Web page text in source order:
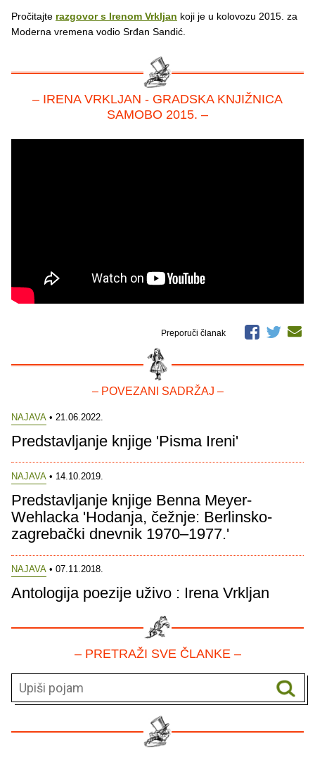
Pročitajte razgovor s Irenom Vrkljan koji je u kolovozu 2015. za
Moderna vremena vodio Srđan Sandić.
– IRENA VRKLJAN - GRADSKA KNJIŽNICA
SAMOBO 2015. –
Preporuči članak
– POVEZANI SADRŽAJ –
NAJAVA • 21.06.2022.
Predstavljanje knjige 'Pisma Ireni'
NAJAVA • 14.10.2019.
Predstavljanje knjige Benna Meyer-
Wehlacka 'Hodanja, čežnje: Berlinsko-
zagrebački dnevnik 1970–1977.'
NAJAVA • 07.11.2018.
Antologija poezije uživo : Irena Vrkljan
– PRETRAŽI SVE ČLANKE –